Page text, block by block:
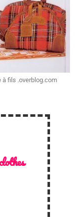
fils .overblog.com